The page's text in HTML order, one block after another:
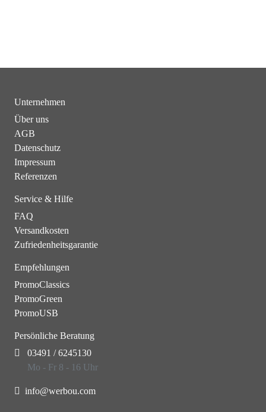
Unternehmen
Über uns
AGB
Datenschutz
Impressum
Referenzen
Service & Hilfe
FAQ
Versandkosten
Zufriedenheitsgarantie
Empfehlungen
PromoClassics
PromoGreen
PromoUSB
Persönliche Beratung
03491 / 6245130
Mo - Fr 8 - 16 Uhr
info@werbou.com